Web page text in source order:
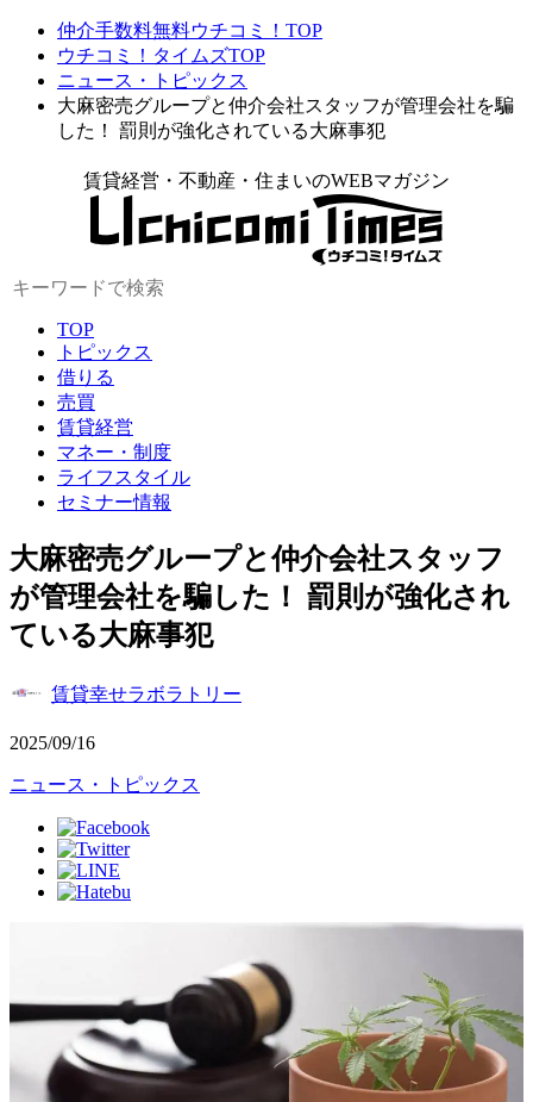
仲介手数料無料ウチコミ！TOP
ウチコミ！タイムズTOP
ニュース・トピックス
大麻密売グループと仲介会社スタッフが管理会社を騙
した！ 罰則が強化されている大麻事犯
賃貸経営・不動産・住まいのWEBマガジン
TOP
トピックス
借りる
売買
賃貸経営
マネー・制度
ライフスタイル
セミナー情報
大麻密売グループと仲介会社スタッフ
が管理会社を騙した！ 罰則が強化され
ている大麻事犯
賃貸幸せラボラトリー
2025/09/16
ニュース・トピックス